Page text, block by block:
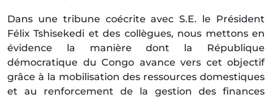
Dans une tribune coécrite avec S.E. le Président
Félix Tshisekedi et des collègues, nous mettons en
évidence la manière dont la République
démocratique du Congo avance vers cet objectif
grâce à la mobilisation des ressources domestiques
et au renforcement de la gestion des finances